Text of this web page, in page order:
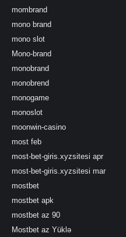
mombrand
mono brand
mono slot
Mono-brand
monobrand
monobrend
monogame
monoslot
moonwin-casino
most feb
most-bet-giris.xyzsitesi apr
most-bet-giris.xyzsitesi mar
mostbet
mostbet apk
mostbet az 90
Mostbet az Yüklə